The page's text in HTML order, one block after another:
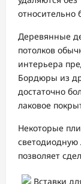
относительно
Деревянные
потолков
интерьера
Бордюры из
достаточно
лаковое
Некоторые
светодиодную
позволяет